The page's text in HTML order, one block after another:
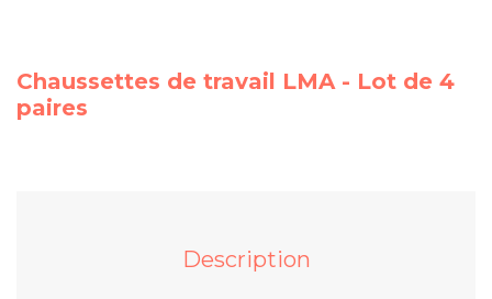
Chaussettes de travail LMA - Lot de 4
paires
Description